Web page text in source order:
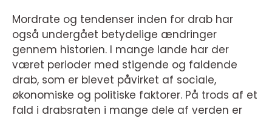
Mordrate og tendenser inden for drab har
også undergået betydelige ændringer
gennem historien. I mange lande har der
været perioder med stigende og faldende
drab, som er blevet påvirket af sociale,
økonomiske og politiske faktorer. På trods af et
fald i drabsraten i mange dele af verden er